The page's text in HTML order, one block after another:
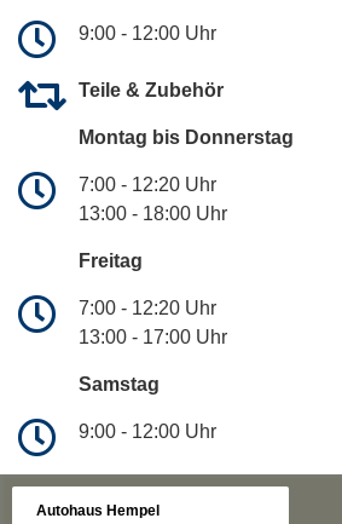
9:00 - 12:00 Uhr
Teile & Zubehör
Montag bis Donnerstag
7:00 - 12:20 Uhr
13:00 - 18:00 Uhr
Freitag
7:00 - 12:20 Uhr
13:00 - 17:00 Uhr
Samstag
9:00 - 12:00 Uhr
Autohaus Hempel